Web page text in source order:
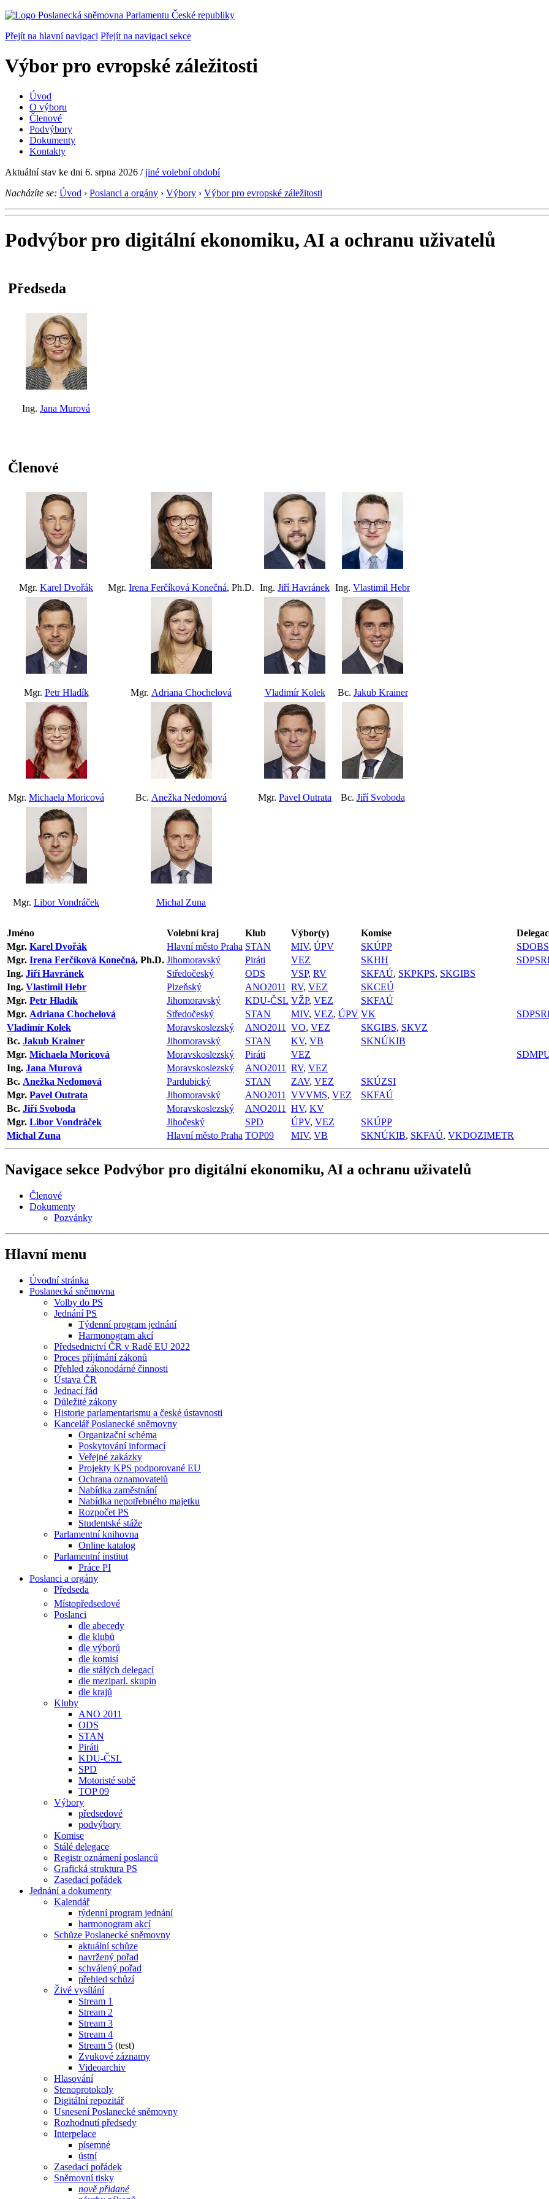
Přejít na hlavní navigaci Přejít na navigaci sekce
Výbor pro evropské záležitosti
Úvod
O výboru
Členové
Podvýbory
Dokumenty
Kontakty
Aktuální stav ke dni 6. srpna 2026 /jiné volební období
Nacházíte se: Úvod › Poslanci a orgány › Výbory › Výbor pro evropské záležitosti
Podvýbor pro digitální ekonomiku, AI a ochranu uživatelů
Předseda
Ing. Jana Murová
Členové
Mgr. Karel Dvořák Mgr. Irena Ferčíková Konečná, Ph.D. Ing. Jiří Havránek Ing. Vlastimil Hebr
Mgr. Petr Hladík Mgr. Adriana Chochelová Vladimír Kolek Bc. Jakub Krainer
Mgr. Michaela Moricová Bc. Anežka Nedomová Mgr. Pavel Outrata Bc. Jiří Svoboda
Mgr. Libor Vondráček Michal Zuna
Jméno Volební kraj Klub Výbor(y) Komise
Mgr. Karel Dvořák Hlavní město Praha STAN MIV, ÚPV SKÚPP
Mgr. Irena Ferčíková Konečná, Ph.D. Jihomoravský Piráti VEZ SKHH
Ing. Jiří Havránek Středočeský ODS VSP, RV SKFAÚ, SKPKPS, SKGIBS
Ing. Vlastimil Hebr Plzeňský ANO2011 RV, VEZ
SKCEÚ
Mgr. Petr Hladík Jihomoravský KDU-ČSL VŽP, VEZ
SKFAÚ
Mgr. Adriana Chochelová Středočeský STAN MIV, VEZ, ÚPV VK
Vladimír Kolek
Moravskoslezský ANO2011 VO, VEZ SKGIBS, SKVZ
Bc. Jakub Krainer Jihomoravský STAN KV, VB
SKNÚKIB
Mgr. Michaela Moricová Moravskoslezský Piráti VEZ
Ing. Jana Murová Moravskoslezský ANO2011 RV, VEZ
Bc. Anežka Nedomová Pardubický STAN ZAV, VEZ
SKÚZSI
Mgr. Pavel Outrata Jihomoravský ANO2011 VVVMS, VEZ
SKFAÚ
Bc. Jiří Svoboda Moravskoslezský ANO2011 HV, KV
Mgr. Libor Vondráček Jihočeský SPD ÚPV, VEZ
SKÚPP
Michal Zuna
Hlavní město Praha TOP09 MIV, VB SKNÚKIB, SKFAÚ, VKDOZIMETR
Navigace sekce Podvýbor pro digitální ekonomiku, AI a ochranu uživatelů
Členové
Dokumenty
Pozvánky
Hlavní menu
Úvodní stránka
Poslanecká sněmovna
Volby do PS
Jednání PS
Týdenní program jednání
Harmonogram akcí
Předsednictví ČR v Radě EU 2022
Proces příjímání zákonů
Přehled zákonodárné činnosti
Ústava ČR
Jednací řád
Důležité zákony
Historie parlamentarismu a české ústavnosti
Kancelář Poslanecké sněmovny
Organizační schéma
Poskytování informací
Veřejné zakázky
Projekty KPS podporované EU
Ochrana oznamovatelů
Nabídka zaměstnání
Nabídka nepotřebného majetku
Rozpočet PS
Studentské stáže
Parlamentní knihovna
Online katalog
Parlamentní institut
Práce PI
Poslanci a orgány
Předseda
Místopředsedové
Poslanci
dle abecedy
dle klubů
dle výborů
dle komisí
dle stálých delegací
dle meziparl. skupin
dle krajů
Kluby
ANO 2011
ODS
STAN
Piráti
KDU-ČSL
SPD
Motoristé sobě
TOP 09
Výbory
předsedové
podvýbory
Komise
Stálé delegace
Registr oznámení poslanců
Grafická struktura PS
Zasedací pořádek
Jednání a dokumenty
Kalendář
týdenní program jednání
harmonogram akcí
Schůze Poslanecké sněmovny
aktuální schůze
navržený pořad
schválený pořad
přehled schůzí
Živé vysílání
Stream 1
Stream 2
Stream 3
Stream 4
Stream 5 (test)
Zvukové záznamy
Videoarchiv
Hlasování
Stenoprotokoly
Digitální repozitář
Usnesení Poslanecké sněmovny
Rozhodnutí předsedy
Interpelace
písemné
ústní
Zasedací pořádek
Sněmovní tisky
nově přidané